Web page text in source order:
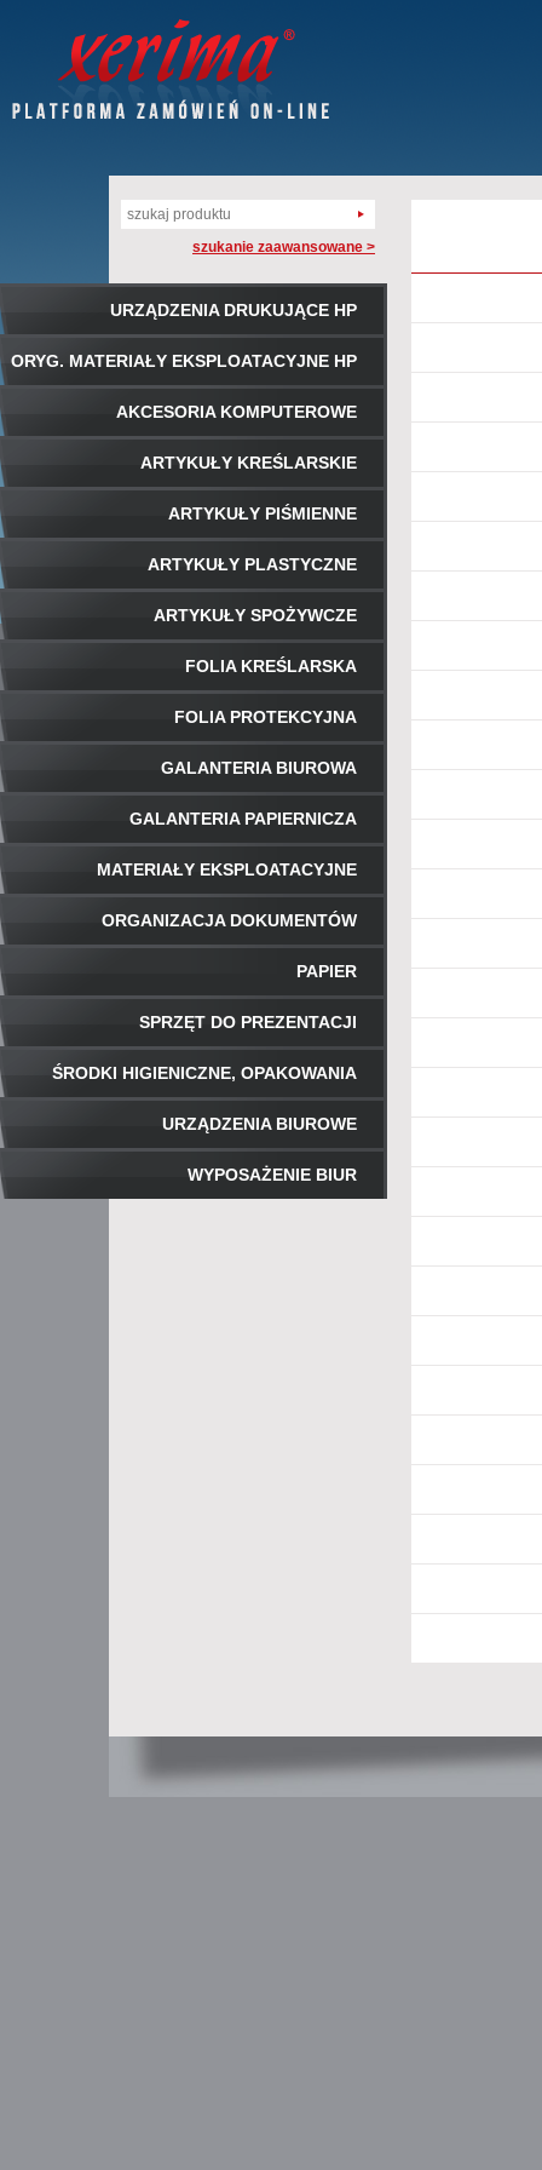
szukanie zaawansowane >
URZĄDZENIA DRUKUJĄCE HP
ORYG. MATERIAŁY EKSPLOATACYJNE HP
AKCESORIA KOMPUTEROWE
ARTYKUŁY KREŚLARSKIE
ARTYKUŁY PIŚMIENNE
ARTYKUŁY PLASTYCZNE
ARTYKUŁY SPOŻYWCZE
FOLIA KREŚLARSKA
FOLIA PROTEKCYJNA
GALANTERIA BIUROWA
GALANTERIA PAPIERNICZA
MATERIAŁY EKSPLOATACYJNE
ORGANIZACJA DOKUMENTÓW
PAPIER
SPRZĘT DO PREZENTACJI
ŚRODKI HIGIENICZNE, OPAKOWANIA
URZĄDZENIA BIUROWE
WYPOSAŻENIE BIUR